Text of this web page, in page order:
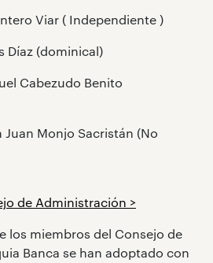
Viar ( Independiente )
Díaz (dominical)
Cabezudo Benito
Juan Monjo Sacristán (No
de Administración >
los miembros del Consejo de
Banca se han adoptado con